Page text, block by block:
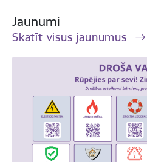
Jaunumi
Skatīt visus jaunumus